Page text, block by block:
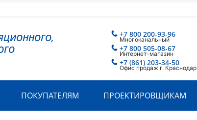
+7 800 200-93-96
Многоканальный
+7 800 505-08-67
Интернет-магазин
+7 (861) 203-34-50
Офис продаж г. Краснодар
ПОКУПАТЕЛЯМ ПРОЕКТИРОВЩИКАМ